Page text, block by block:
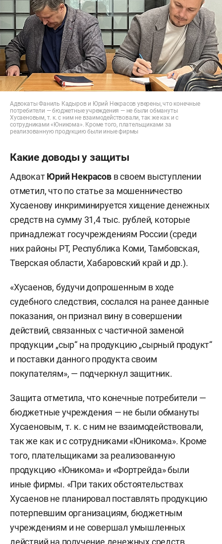
Адвокаты Фаниль Кадыров и Юрий Некрасов уверены, что конечные
потребители — бюджетные учреждения — не были обмануты
Хусаеновым, т. к. с ним не взаимодействовали, так же как и с
сотрудниками «Юникома». Кроме того, плательщиками за
реализованную продукцию были иные фирмы
Какие доводы у защиты
АдвокатЮрий Некрасовв своем выступлении
отметил, что по статье за мошенничество
Хусаенову инкриминируется хищение денежных
средств на сумму 31,4 тыс. рублей, которые
принадлежат госучреждениям России (среди
них районы РТ, Республика Коми, Тамбовская,
Тверская области, Хабаровский край и др.).
«Хусаенов, будучи допрошенным в ходе
судебного следствия, сослался на ранее данные
показания, он признал вину в совершении
действий, связанных с частичной заменой
продукции „сыр“ на продукцию „сырный продукт“
и поставки данного продукта своим
покупателям», — подчеркнул защитник.
Защита отметила, что конечные потребители —
бюджетные учреждения — не были обмануты
Хусаеновым, т. к. с ним не взаимодействовали,
так же как и с сотрудниками «Юникома». Кроме
того, плательщиками за реализованную
продукцию «Юникома» и «Фортрейда» были
иные фирмы. «При таких обстоятельствах
Хусаенов не планировал поставлять продукцию
потерпевшим организациям, бюджетным
учреждениям и не совершал умышленных
действий на получение денежных средств